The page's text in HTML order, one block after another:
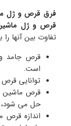
فرق قرص و ژل
قرص و ژل
تفاوت بین آنها را
قرص جامد
است.
توانایی
حل می شود،
اندازه